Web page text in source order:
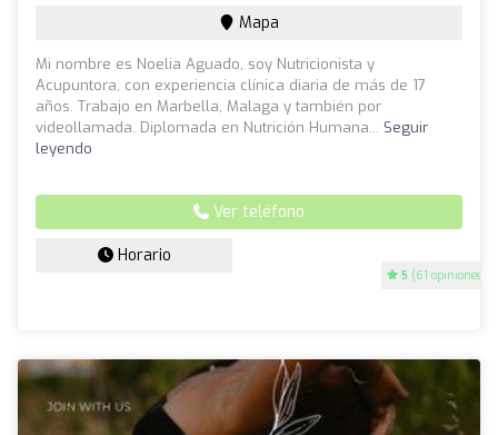
5 (61 opiniones)
Mapa
Mi nombre es Noelia Aguado, soy Nutricionista y
Acupuntora, con experiencia clínica diaria de más de 17
años. Trabajo en Marbella, Malaga y también por
videollamada. Diplomada en Nutrición Humana... Seguir
leyendo
Ver teléfono
Horario